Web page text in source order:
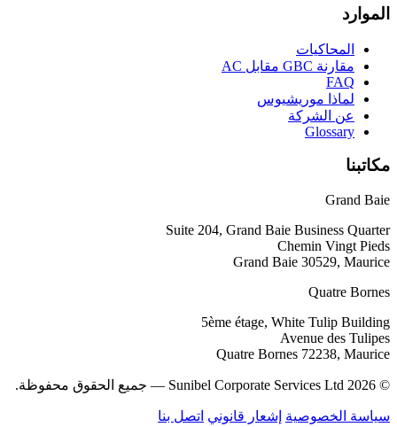
الموارد
المحاكيات
مقارنة GBC مقابل AC
FAQ
لماذا موريشيوس
عن الشركة
Glossary
مكاتبنا
Grand Baie
Suite 204, Grand Baie Business Quarter
Chemin Vingt Pieds
Grand Baie 30529, Maurice
Quatre Bornes
5ème étage, White Tulip Building
Avenue des Tulipes
Quatre Bornes 72238, Maurice
© 2026 Sunibel Corporate Services Ltd — جميع الحقوق محفوظة.
سياسة الخصوصية إشعار قانوني اتصل بنا